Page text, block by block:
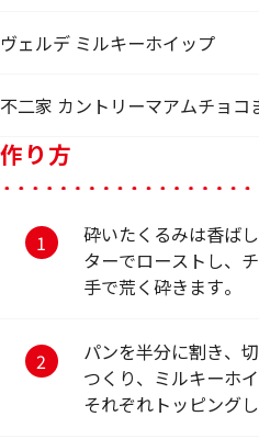
ヴェルデ ミルキーホイップ
不二家 カントリーマアムチョコ
作り方
砕いたくるみは香ば
ターでローストし、
手で荒く砕きます。
パンを半分に割き、
つくり、ミルキーホ
それぞれトッピングし